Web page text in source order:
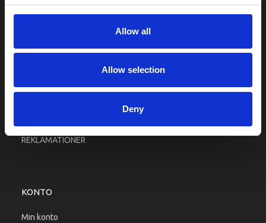
Allow all
Allow selection
Deny
Fragt og levering
Betingelser & Vilkår
Købsgaranti
REKLAMATIONER
KONTO
Min konto